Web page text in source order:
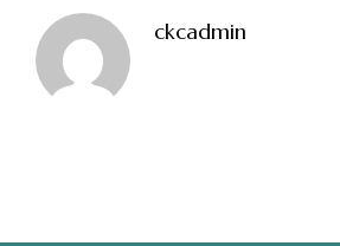
ckcadminAddress
Jl. Perisai No. 16-17 Rantauprapat,